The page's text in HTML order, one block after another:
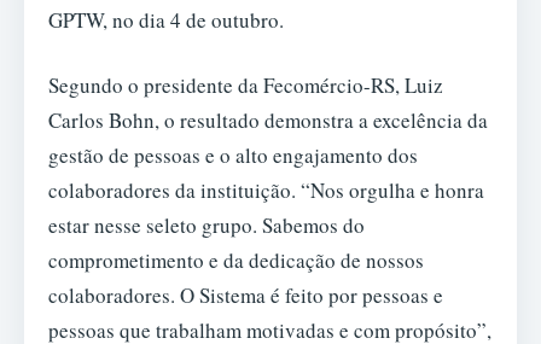
GPTW, no dia 4 de outubro.
Segundo o presidente da Fecomércio-RS, Luiz
Carlos Bohn, o resultado demonstra a excelência da
gestão de pessoas e o alto engajamento dos
colaboradores da instituição. “Nos orgulha e honra
estar nesse seleto grupo. Sabemos do
comprometimento e da dedicação de nossos
colaboradores. O Sistema é feito por pessoas e
pessoas que trabalham motivadas e com propósito”,